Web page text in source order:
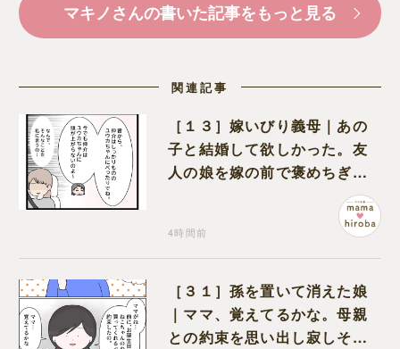
マキノさんの書いた記事をもっと見る
関連記事
［１３］嫁いびり義母｜あの
子と結婚して欲しかった。友
人の娘を嫁の前で褒めちぎる
4時間前
［３１］孫を置いて消えた娘
｜ママ、覚えてるかな。母親
との約束を思い出し寂しそう